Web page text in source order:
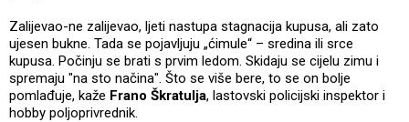
Zalijevao-ne zalijevao, ljeti nastupa stagnacija kupusa, ali zato
ujesen bukne. Tada se pojavljuju „ćimule“ – sredina ili srce
kupusa. Počinju se brati s prvim ledom. Skidaju se cijelu zimu i
spremaju "na sto načina". Što se više bere, to se on bolje
pomlađuje, kaže Frano Škratulja, lastovski policijski inspektor i
hobby poljoprivrednik.